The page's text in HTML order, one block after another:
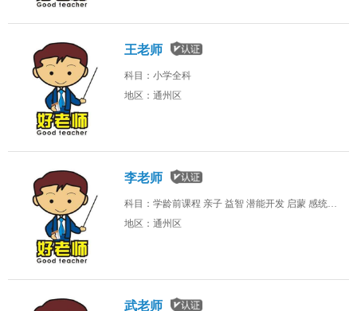
王老师
科目：小学全科
地区：通州区
李老师
科目：学龄前课程 亲子 益智 潜能开发 启蒙 感统训练 创意 手工 幼儿陪读
地区：通州区
武老师